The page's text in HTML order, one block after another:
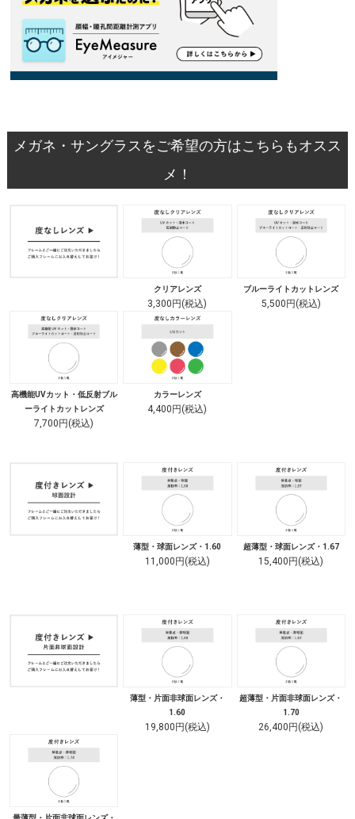
メガネ・サングラスをご希望の方はこちらもオスス
メ！
クリアレンズ
3,300円(税込)
ブルーライトカットレンズ
5,500円(税込)
高機能UVカット・低反射ブル
ーライトカットレンズ
7,700円(税込)
カラーレンズ
4,400円(税込)
薄型・球面レンズ・1.60
11,000円(税込)
超薄型・球面レンズ・1.67
15,400円(税込)
薄型・片面非球面レンズ・
1.60
19,800円(税込)
超薄型・片面非球面レンズ・
1.70
26,400円(税込)